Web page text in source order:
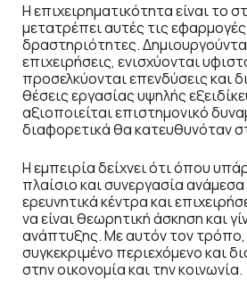
Η επιχειρηματικότητα είναι το
μετατρέπει αυτές τις
δραστηριότητες.
επιχειρήσεις, ενισχύονται
προσελκύονται επενδύσεις και
θέσεις εργασίας υψηλής
αξιοποιείται επιστημονικό
διαφορετικά θα κατευθυνόταν
Η εμπειρία δείχνει ότι όπου
πλαίσιο και συνεργασία
ερευνητικά κέντρα και
να είναι θεωρητική άσκηση και
ανάπτυξης. Με αυτόν τον
συγκεκριμένο περιεχόμενο και
στην οικονομία και την κοινωνία.